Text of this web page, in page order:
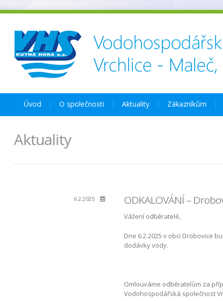
Úvod O společnosti Aktuality Zákazníkům
Aktuality
6.2.2025 ODKALOVÁNÍ –
Vážení odběratelé,
Dne 6.2.2025 v obci Drobovice
dodávky vody.
Omlouváme odběratelům za
Vodohospodářská společnost